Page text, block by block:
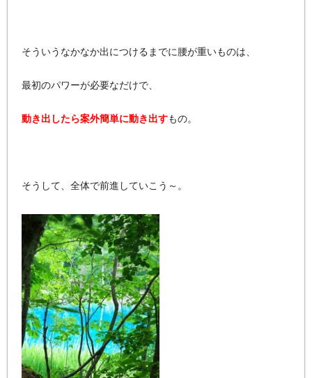
そういうなかなか出につけるまでに腰が重いものは、
最初のパワーが必要なだけで、
動き出したら案外簡単に動き出すもの。
そうして、全体で前進していこう～。